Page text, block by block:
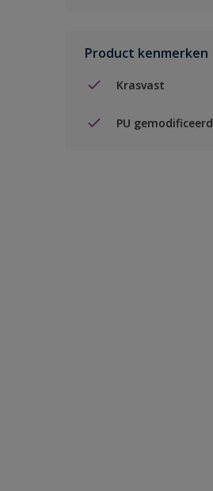
Product kenmerken
Krasvast
PU gemodificeerd